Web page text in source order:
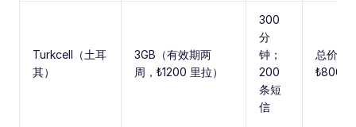
Turkcell（土耳
其）
3GB（有效期两
周，₺1200 里拉）
300
分
钟；
200
条短
信
总价
₺800